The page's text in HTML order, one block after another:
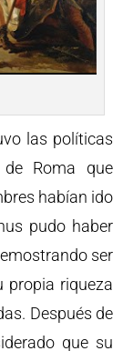
las políticas
Roma que
habían ido
pudo haber
ser
propia riqueza
Después de
que su